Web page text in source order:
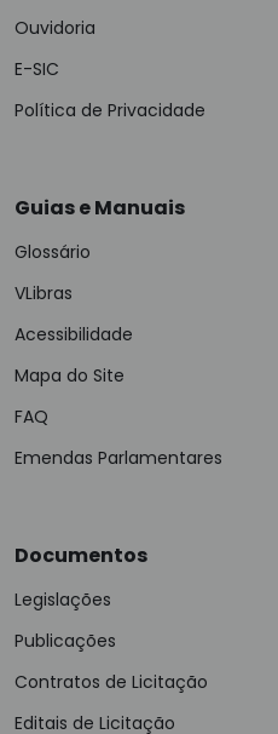
Ouvidoria
E-SIC
Política de Privacidade
Guias e Manuais
Glossário
VLibras
Acessibilidade
Mapa do Site
FAQ
Emendas Parlamentares
Documentos
Legislações
Publicações
Contratos de Licitação
Editais de Licitação